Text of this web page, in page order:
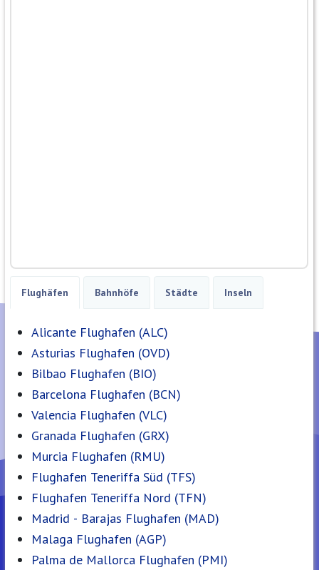
Flughäfen Bahnhöfe Städte Inseln
Alicante Flughafen (ALC)
Asturias Flughafen (OVD)
Bilbao Flughafen (BIO)
Barcelona Flughafen (BCN)
Valencia Flughafen (VLC)
Granada Flughafen (GRX)
Murcia Flughafen (RMU)
Flughafen Teneriffa Süd (TFS)
Flughafen Teneriffa Nord (TFN)
Madrid - Barajas Flughafen (MAD)
Malaga Flughafen (AGP)
Palma de Mallorca Flughafen (PMI)